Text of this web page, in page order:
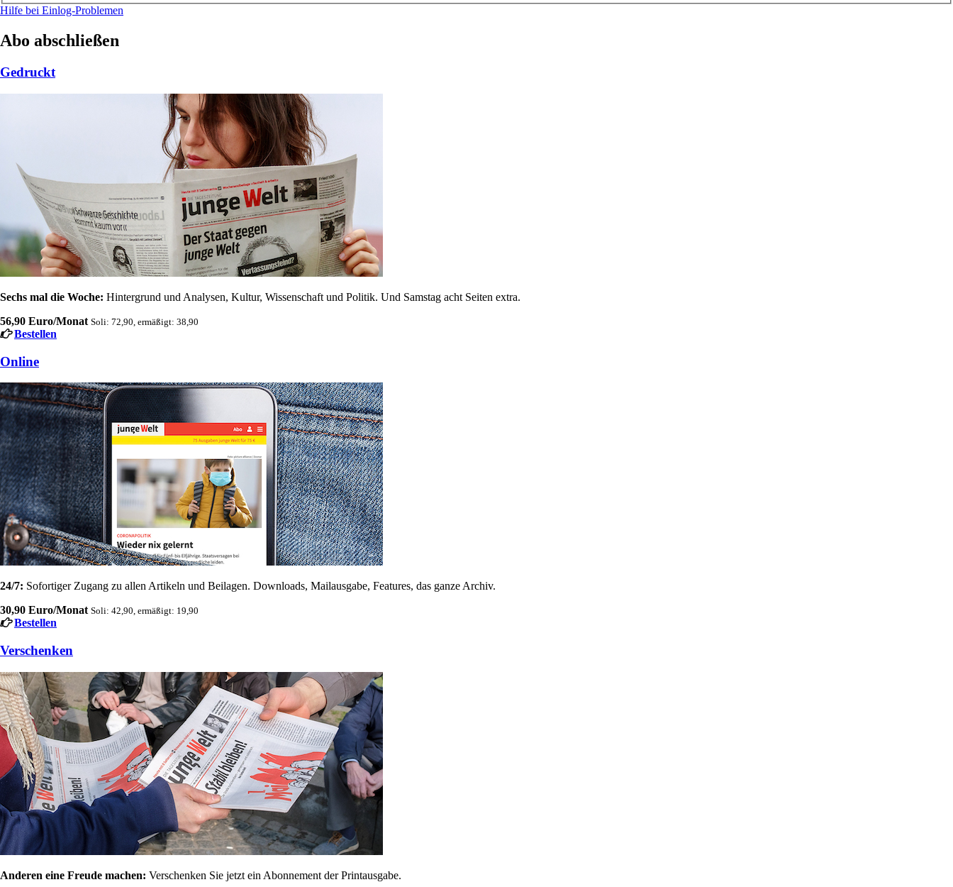
Hilfe bei Einlog-Problemen
Abo abschließen
Gedruckt
Sechs mal die Woche: Hintergrund und Analysen, Kultur, Wissenschaft und Politik. Und Samstag acht Seiten extra.
56,90 Euro/Monat Soli: 72,90, ermäßigt: 38,90
Bestellen
Online
24/7: Sofortiger Zugang zu allen Artikeln und Beilagen. Downloads, Mailausgabe, Features, das ganze Archiv.
30,90 Euro/Monat Soli: 42,90, ermäßigt: 19,90
Bestellen
Verschenken
Anderen eine Freude machen: Verschenken Sie jetzt ein Abonnement der Printausgabe.